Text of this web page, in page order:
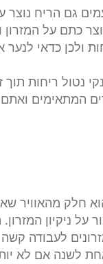
גם הריח
כתם על המזרון
ולכן כדאי לנער
נטול ריחות תוך
המתאימים ואתם
חלק מהאוויר
ניקיון
לעבודה
לשנה אם לא